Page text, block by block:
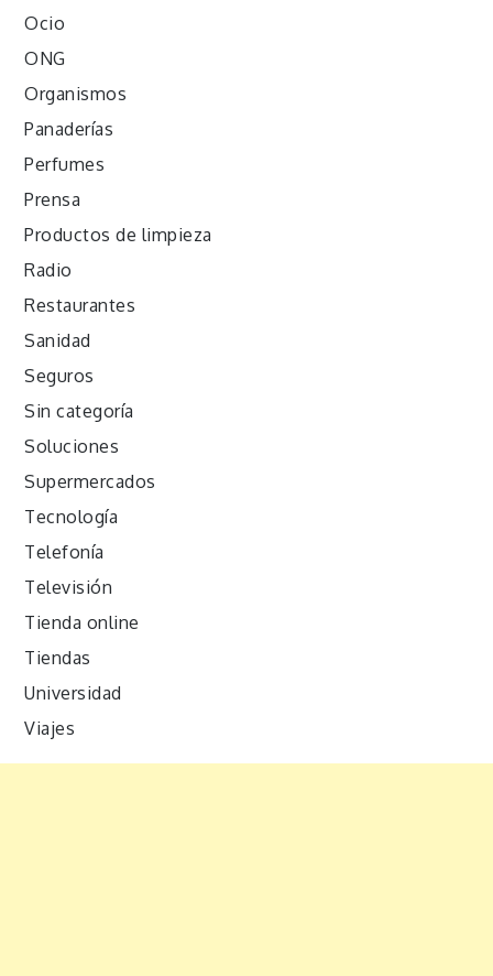
Ocio
ONG
Organismos
Panaderías
Perfumes
Prensa
Productos de limpieza
Radio
Restaurantes
Sanidad
Seguros
Sin categoría
Soluciones
Supermercados
Tecnología
Telefonía
Televisión
Tienda online
Tiendas
Universidad
Viajes